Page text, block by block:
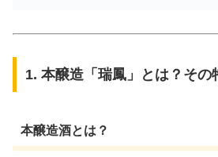
1. 本醸造「瑞鳳」とは？その
本醸造酒とは？